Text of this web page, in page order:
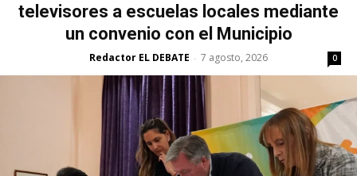
televisores a escuelas locales mediante
un convenio con el Municipio
Redactor EL DEBATE - 7 agosto, 2026 0